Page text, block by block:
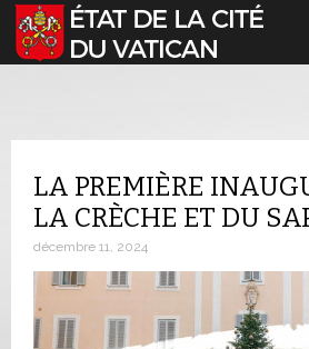
Sélectionnez votre langue
LA PREMIÈRE
LA CRÈCHE ET DU
décembre 11, 2024